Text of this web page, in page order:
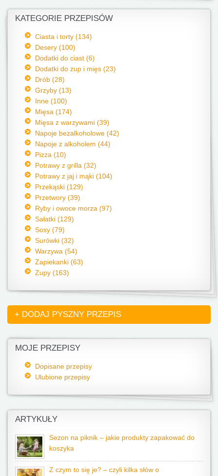
KATEGORIE PRZEPISÓW
Ciasta i torty (134)
Desery (100)
Dodatki do ciast (6)
Dodatki do zup i mięs (23)
Drób (28)
Grzyby (13)
Inne (100)
Mięsa (174)
Mięsa z warzywami (39)
Napoje bezalkoholowe (42)
Napoje z alkoholem (44)
Pizza (10)
Potrawy z grilla (32)
Potrawy z jaj i mąki (104)
Przekąski (129)
Przetwory (39)
Ryby i owoce morza (97)
Sałatki (129)
Sosy (79)
Surówki (32)
Warzywa (54)
Zapiekanki (63)
Zupy (163)
+ DODAJ PYSZNY PRZEPIS
MOJE PRZEPISY
Dopisane przepisy
Ulubione przepisy
ARTYKUŁY
Sezon na piknik – jakie produkty zapakować do
koszyka
Z czym to się je? – czyli kilka słów o